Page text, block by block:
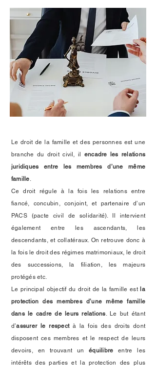
Le droit de la famille et des personnes est une
branche du droit civil, il encadre les relations
juridiques entre les membres d’une même
famille.
Ce droit régule à la fois les relations entre
fiancé, concubin, conjoint, et partenaire d’un
PACS (pacte civil de solidarité). Il intervient
également entre les ascendants, les
descendants, et collatéraux. On retrouve donc à
la fois le droit des régimes matrimoniaux, le droit
des successions, la filiation, les majeurs
protégés etc.
Le principal objectif du droit de la famille estla
protection des membres d’une même famille
dans le cadre de leurs relations. Le but étant
d’assurer le respectà la fois des droits dont
disposent ces membres et le respect de leurs
devoirs, en trouvant unéquilibre entre les
intérêts des parties et la protection des plus